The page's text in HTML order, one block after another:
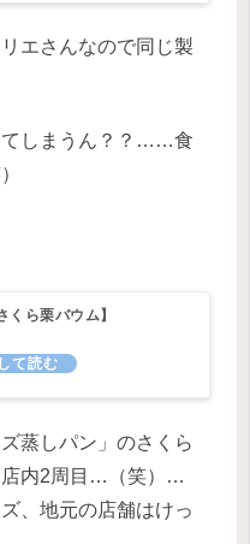
エさんなので同じ製
てしまうん？？……食
くら栗バウム】
蒸しパン」のさくら
内2周目…（笑）…
、地元の店舗はけっ